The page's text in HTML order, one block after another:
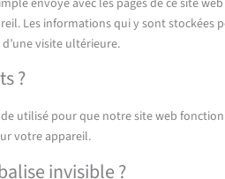
Les informations qui y sont stockées
visite ultérieure.
?
utilisé pour que notre site web
votre appareil.
invisible ?